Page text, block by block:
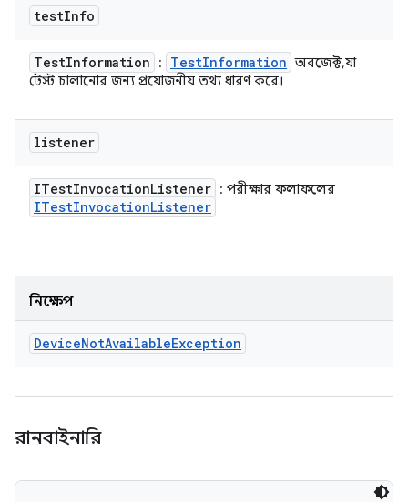
testInfo
TestInformation : TestInformation অবজেক্ট, যা
টেস্ট চালানোর জন্য প্রয়োজনীয় তথ্য ধারণ করে।
listener
ITestInvocationListener : পরীক্ষার ফলাফলের
ITestInvocationListener
নিক্ষেপ
DeviceNotAvailableException
রানবাইনারি